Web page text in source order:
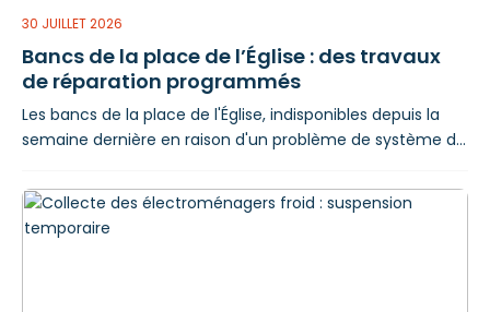
30 JUILLET 2026
Bancs de la place de l’Église : des travaux
de réparation programmés
Les bancs de la place de l'Église, indisponibles depuis la
semaine dernière en raison d'un problème de système de
expertise, l'entreprise chargée de l'intervention
effectuera les réparations nécessaires d'ici le 5 août. La
Ville de Lourdes remercie les usagers de leur